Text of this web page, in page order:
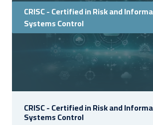
CRISC - Certified in Risk and
Systems Control
CRISC - Certified in Risk and
Systems Control